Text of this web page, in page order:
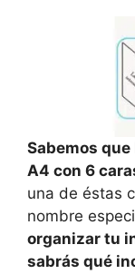
Sabemos
A4 con 6
una de éstas
nombre
organizar tu
sabrás qué